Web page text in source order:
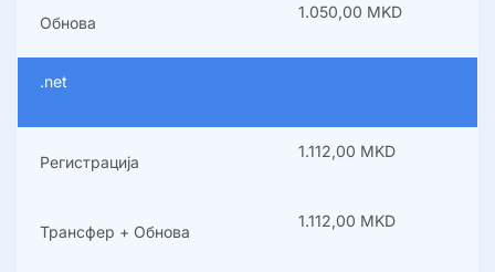
Обнова
1.050,00 MKD
.net
Регистрација
1.112,00 MKD
Трансфер + Обнова
1.112,00 MKD